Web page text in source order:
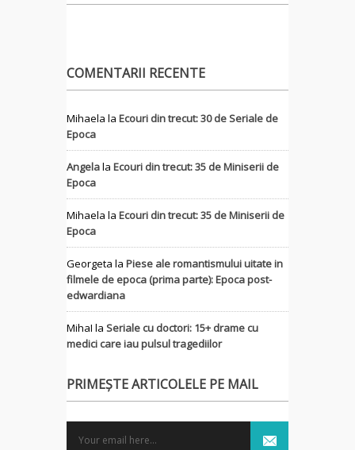
COMENTARII RECENTE
Mihaela la Ecouri din trecut: 30 de Seriale de
Epoca
Angelala Ecouri din trecut: 35 de Miniserii de
Epoca
Mihaela la Ecouri din trecut: 35 de Miniserii de
Epoca
Georgeta la Piese ale romantismului uitate in
filmele de epoca (prima parte): Epoca post-
edwardiana
MihaI la Seriale cu doctori: 15+ drame cu
medici care iau pulsul tragediilor
PRIMEȘTE ARTICOLELE PE MAIL